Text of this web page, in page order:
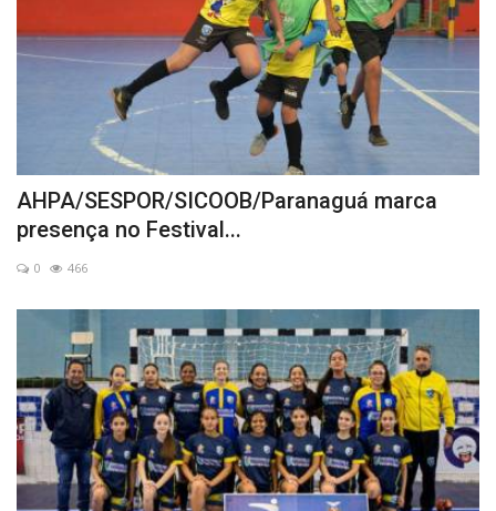
AHPA/SESPOR/SICOOB/Paranaguá marca
presença no Festival...
0 466